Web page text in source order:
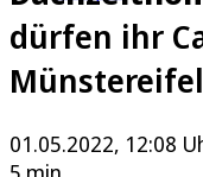
dürfen ihr
01.05.2022, 12:08